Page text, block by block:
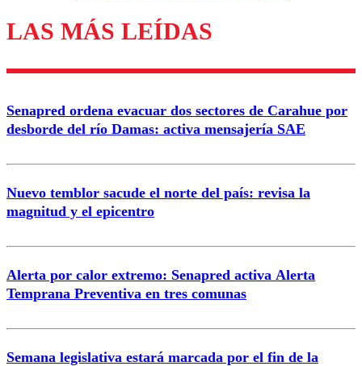
Enviar comentario
LAS MÁS LEÍDAS
Senapred ordena evacuar dos sectores de Carahue por
desborde del río Damas: activa mensajería SAE
Nuevo temblor sacude el norte del país: revisa la
magnitud y el epicentro
Alerta por calor extremo: Senapred activa Alerta
Temprana Preventiva en tres comunas
Semana legislativa estará marcada por el fin de la